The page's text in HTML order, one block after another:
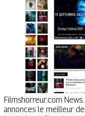
Filmshorreur.com News
annonces le meilleur